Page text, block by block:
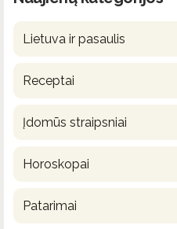
Lietuva ir pasaulis
Receptai
Įdomūs straipsniai
Horoskopai
Patarimai